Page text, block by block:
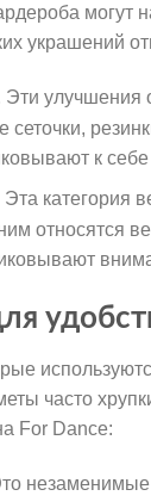
могут
украшений
Эти улучшения
к
Эта категория
относятся
часто
For Dance: